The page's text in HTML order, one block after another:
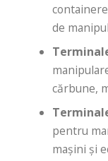
de
cărbune,
pentru
mașini și